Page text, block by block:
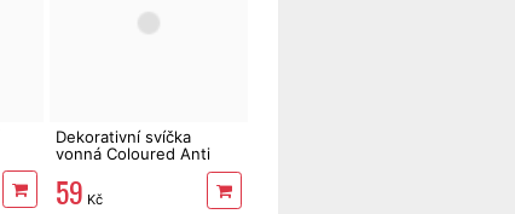
Dekorativní svíčka
vonná Coloured Anti
59 Kč